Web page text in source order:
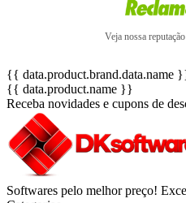
Veja nossa
{{ data.product.brand.data.name
{{ data.product.name }}
Receba novidades e cupons de
Softwares pelo melhor preço!